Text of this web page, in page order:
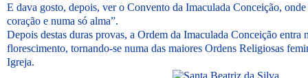
E dava gosto, depois, ver o Convento da Imaculada Conceição,
coração e numa só alma”.
Depois destas duras provas, a Ordem da Imaculada Conceição entra
florescimento, tornando-se numa das maiores Ordens Religiosas
Igreja.